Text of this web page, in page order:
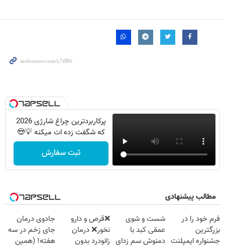
پرکاربردترین چراغ شارژی 2026
که شگفت زده ات میکنه 💡😍
ثبت سفارش
مطالب پیشنهادی
فرم خود را در
بزرگترین
جشنواره ایمپلنت
شست و شوی
عمقی کبد با
دمنوش سم زدای
❌قرص‌ و دارو
نخور❌ درمان
زانودرد بدون
جادوی درمان
جای زخم در سه
هفته! (همین